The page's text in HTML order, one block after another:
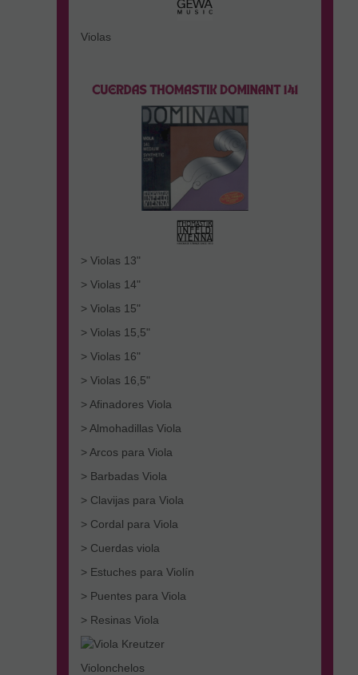
Violas
> Violas 13"
> Violas 14"
> Violas 15"
> Violas 15,5"
> Violas 16"
> Violas 16,5"
> Afinadores Viola
> Almohadillas Viola
> Arcos para Viola
> Barbadas Viola
> Clavijas para Viola
> Cordal para Viola
> Cuerdas viola
> Estuches para Violín
> Puentes para Viola
> Resinas Viola
Violonchelos